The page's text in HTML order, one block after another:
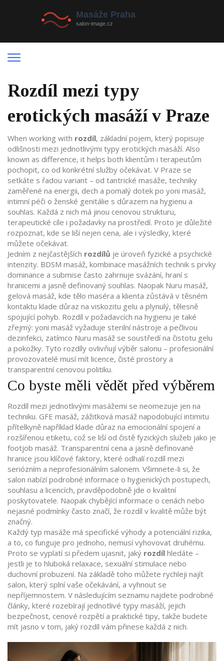
Rozdíl mezi typy
erotických masáží v Praze
When working with rozdíl, základní pojem, který popisuje
odlišnosti mezi jednotlivými typy erotických masáží. Also
known as difference, it helps both klientům i terapeutům
pochopit, co od konkrétní služby očekávat. V Praze se
setkáte s řadou variant – od tantrické masáže, techniky
zaměřené na energii, dech a pomalý dotek po yoni masáž,
intimní péči o ženské genitálie s důrazem na hygienu a
souhlas. Každá z nich má jinou cenovou strukturu,
terapeutické cíle i požadavky na prostředí. Proto je důležité
rozpoznat, kde se liší nejen cena, ale i výsledky, které
můžete očekávat.
Jedním z nejčastějších rozdílů je úroveň fyzické a psychické
intenzity. BDSM masáž, kombinace masážních technik s prvky
dominance a submise často zahrnuje svázání, hraní s
hranicemi a jasně definovaný souhlas. Naopak Nuru masáž,
gelová masáž, kde tělo maséra a klienta zůstává v těsném
kontaktu klade důraz na viskozitu gelu a plynulý, tělesně
spojující pohyb. Rozdíl v požadavcích na hygienu je také
zřejmý: yoni masáž vyžaduje sterilní nástroje a pečlivou
dezinfekci, zatímco Nuru masáž se soustředí na čistotu gelu
a pokožky. Tyto rozdíly ovlivňují výběr salonu – profesionální
provozovatelé musí mít licence, čisté prostory a
transparentní cenovou politiku.
Co byste měli vědět před výběrem
Rozdíl mezi jednotlivými masážemi se neomezuje jen na
techniku. GFE masáž, zážitková masáž napodobující intimitu
přítelkyně například klade důraz na emocionální spojení a
rozšířenou etiketu, což se liší od čistě fyzických služeb jako je
footjob masáž. Transparentní cena a jasně definované
hranice jsou klíčové faktory, které odhalí rozdíl mezi
seriózním a neprofesionálním salonem. Všimnete-li si, že
salon nabízí podrobné informace o hygienických postupech,
souhlasu a licencích, pravděpodobně jde o kvalitní
poskytovatele. Naopak chybějící informace o cenách nebo
nejasné podmínky často značí, že rozdíl v kvalitě může být
značný.
Každý typ masáže má specifické výhody a potenciální rizika,
a to, co funguje pro jednoho, nemusí vyhovovat druhému.
Proto se vyplatí si předem ujasnit, jaký rozdíl hledáte –
jestli je to hluboká relaxace, sexuální stimulace nebo
duchovní probuzení. Na základě toho můžete rychleji najít
salon, který splní vaše očekávání, a vyhnout se
nepříjemnostem. V následujícím seznamu najdete podrobné
články, které rozebírají jednotlivé typy masáží, jejich
bezpečnost, cenové rozpětí a praktické tipy, takže budete
mít jasno v tom, jaký rozdíl vám přinese každá z nich.